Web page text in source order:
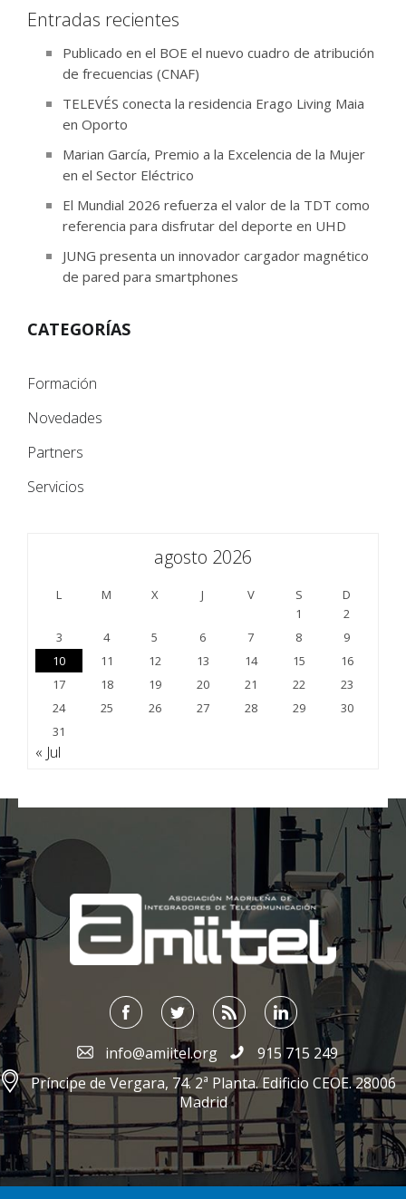
Entradas recientes
Publicado en el BOE el nuevo cuadro de atribución
de frecuencias (CNAF)
TELEVÉS conecta la residencia Erago Living Maia
en Oporto
Marian García, Premio a la Excelencia de la Mujer
en el Sector Eléctrico
El Mundial 2026 refuerza el valor de la TDT como
referencia para disfrutar del deporte en UHD
JUNG presenta un innovador cargador magnético
de pared para smartphones
CATEGORÍAS
Formación
Novedades
Partners
Servicios
agosto 2026
L M X J V S
D
1
2
3
4 5 6 7 8
9
10
11 12 13 14 15
16
17
18 19 20 21 22
23
24
25 26 27 28 29
30
31
« Jul
;
info@amiitel.org
915 715 249
Príncipe de Vergara, 74. 2ª Planta. Edificio CEOE. 28006
Madrid